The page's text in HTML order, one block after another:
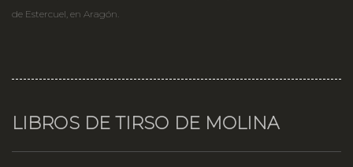
de Estercuel, en Aragón.
LIBROS DE TIRSO DE MOLINA